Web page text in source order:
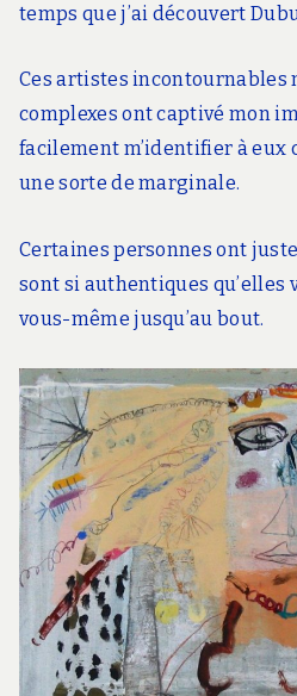
temps que j’ai découvert
Ces artistes incontournables
complexes ont captivé mon
facilement m’identifier à eux
une sorte de marginale.
Certaines personnes ont
sont si authentiques qu’elles
vous-même jusqu’au bout.